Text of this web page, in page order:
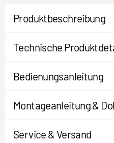
Produktbeschreibung
Technische
Bedienungsanleitung
Montageanleitung &
Service & Versand